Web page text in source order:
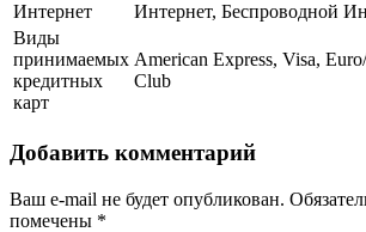
Интернет
Интернет, Беспроводной
Виды
принимаемых
кредитных
карт
American Express, Visa,
Club
Добавить комментарий
Ваш e-mail не будет опубликован.
помечены *